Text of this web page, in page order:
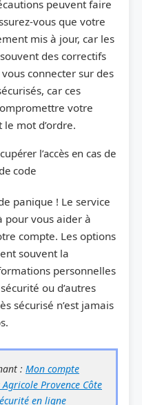
peuvent faire
vous que votre
mis à jour, car les
des correctifs
connecter sur des
car ces
votre
mot d’ordre.
l’accès en cas de
code
panique ! Le service
pour vous aider à
compte. Les options
souvent la
personnelles
ou d’autres
sécurisé n’est jamais
: Mon compte
Provence Côte
en ligne